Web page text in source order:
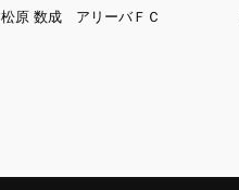
松原 数成 アリーバＦＣ